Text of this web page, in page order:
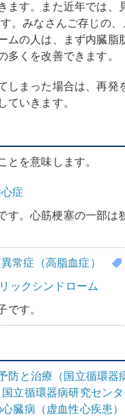
ます。また近年では、
。みなさんご存じの
ムの人は、まず内臓脂
多くを改善できます。
まった場合は、再発
ていきます。
とを意味します。
症
す。心筋梗塞の一部は
異常症（高脂血症）
ックシンドローム
です。
防と治療（国立循環器
立循環器病研究セン
臓病（虚血性心疾患